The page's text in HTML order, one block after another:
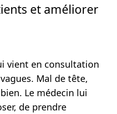
et améliorer
vient en consultation
Mal de tête,
Le médecin lui
de prendre